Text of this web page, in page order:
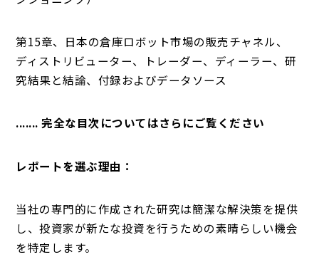
第15章、日本の倉庫ロボット市場の販売チャネル、
ディストリビューター、トレーダー、ディーラー、研
究結果と結論、付録およびデータソース
....... 完全な目次についてはさらにご覧ください
レポートを選ぶ理由：
当社の専門的に作成された研究は簡潔な解決策を提供
し、投資家が新たな投資を行うための素晴らしい機会
を特定します。